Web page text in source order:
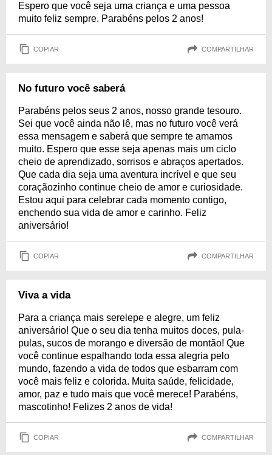
Espero que você seja uma criança e uma pessoa
muito feliz sempre. Parabéns pelos 2 anos!
COPIAR COMPARTILHAR
No futuro você saberá
Parabéns pelos seus 2 anos, nosso grande tesouro.
Sei que você ainda não lê, mas no futuro você verá
essa mensagem e saberá que sempre te amamos
muito. Espero que esse seja apenas mais um ciclo
cheio de aprendizado, sorrisos e abraços apertados.
Que cada dia seja uma aventura incrível e que seu
coraçãozinho continue cheio de amor e curiosidade.
Estou aqui para celebrar cada momento contigo,
enchendo sua vida de amor e carinho. Feliz
aniversário!
COPIAR COMPARTILHAR
Viva a vida
Para a criança mais serelepe e alegre, um feliz
aniversário! Que o seu dia tenha muitos doces, pula-
pulas, sucos de morango e diversão de montão! Que
você continue espalhando toda essa alegria pelo
mundo, fazendo a vida de todos que esbarram com
você mais feliz e colorida. Muita saúde, felicidade,
amor, paz e tudo mais que você merece! Parabéns,
mascotinho! Felizes 2 anos de vida!
COPIAR COMPARTILHAR